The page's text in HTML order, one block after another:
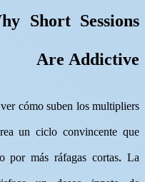
Short Sessions
Are Addictive
cómo suben los multipliers
un ciclo convincente que
por más ráfagas cortas. La